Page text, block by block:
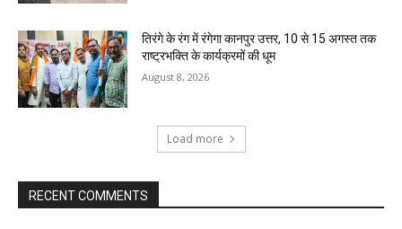
तिरंगे के रंग में रंगेगा कानपुर उत्तर, 10 से 15 अगस्त तक
राष्ट्रभक्ति के कार्यक्रमों की धूम
August 8, 2026
Load more
RECENT COMMENTS